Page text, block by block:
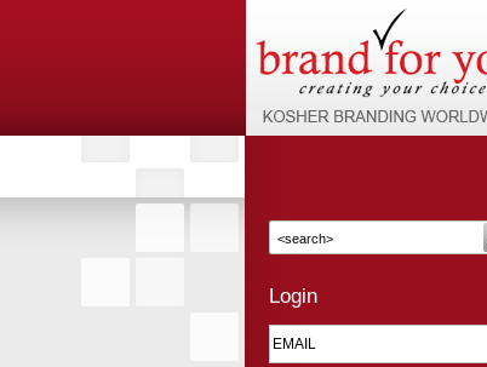
Login